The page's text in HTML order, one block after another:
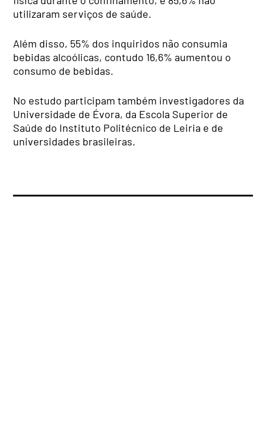
utilizaram serviços de saúde.
Além disso, 55% dos inquiridos não consumia
bebidas alcoólicas, contudo 16,6% aumentou o
consumo de bebidas.
No estudo participam também investigadores da
Universidade de Évora, da Escola Superior de
Saúde do Instituto Politécnico de Leiria e de
universidades brasileiras.